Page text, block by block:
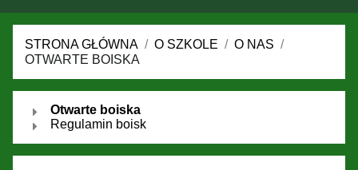
STRONA GŁÓWNA / O SZKOLE / O NAS /
OTWARTE BOISKA
Otwarte
boiska
Otwarte boiska
Regulamin boisk